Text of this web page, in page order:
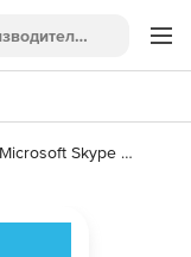
Microsoft Skype for Business Server 2019